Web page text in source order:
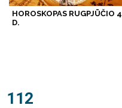
HOROSKOPAS RUGPJŪČIO 4
D.
112